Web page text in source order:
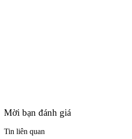
Mời bạn đánh giá
Tin liên quan